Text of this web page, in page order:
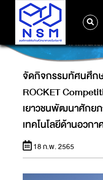
จัดกิจกรรมทัศนศึกษ
ROCKET
แชมป์เยาวชนพัฒน
เทคโน
จัดกิจกรรมทัศนศึก
ROCKET
เยาวชนพัฒนาศักย
เทคโนโลยีด้านอวกา
18 ก.พ. 2565